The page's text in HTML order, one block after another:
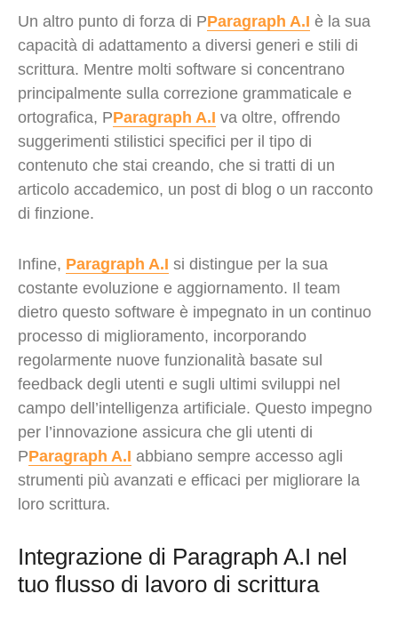
Un altro punto di forza di PParagraph A.I è la sua
capacità di adattamento a diversi generi e stili di
scrittura. Mentre molti software si concentrano
principalmente sulla correzione grammaticale e
ortografica, PParagraph A.I va oltre, offrendo
suggerimenti stilistici specifici per il tipo di
contenuto che stai creando, che si tratti di un
articolo accademico, un post di blog o un racconto
di finzione.
Infine, Paragraph A.I si distingue per la sua
costante evoluzione e aggiornamento. Il team
dietro questo software è impegnato in un continuo
processo di miglioramento, incorporando
regolarmente nuove funzionalità basate sul
feedback degli utenti e sugli ultimi sviluppi nel
campo dell’intelligenza artificiale. Questo impegno
per l’innovazione assicura che gli utenti di
PParagraph A.I abbiano sempre accesso agli
strumenti più avanzati e efficaci per migliorare la
loro scrittura.
Integrazione di Paragraph A.I nel
tuo flusso di lavoro di scrittura